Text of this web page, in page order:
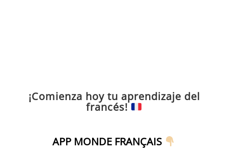
¡Comienza hoy tu aprendizaje del
francés!
APP MONDE FRANÇAIS